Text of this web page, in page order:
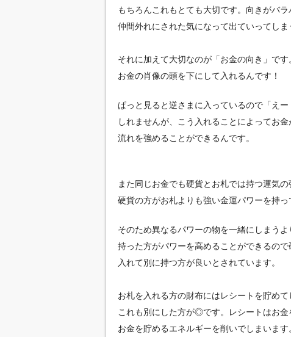
もちろんこれもとても大切です。向きがバ
仲間外れにされた気になって出ていってし
それに加えて大切なのが「お金の向き」です
お金の肖像の頭を下にして入れるんです！
ぱっと見ると逆さまに入っているので「えー
しれませんが、こう入れることによってお
流れを強めることができるんです。
また同じお金でも硬貨とお札では持つ運気の
硬貨の方がお札よりも強い金運パワーを持っ
そのため異なるパワーの物を一緒にしまう
持った方がパワーを高めることができるので
入れて別に持つ方が良いとされています。
お札を入れる方の財布にはレシートを貯め
これも別にした方が◎です。レシートはお金
お金を貯めるエネルギーを削いでしまいます